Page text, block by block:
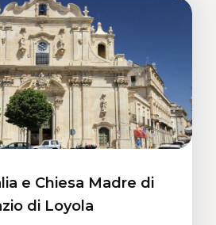
e Chiesa Madre di
di Loyola